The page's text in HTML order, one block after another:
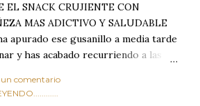
EL SNACK CRUJIENTE CON
MAS ADICTIVO Y SALUDABLE
apurado ese gusanillo a media tarde
y has acabado recurriendo a las
frutos secos fritos o snacks
de grasas saturadas y sodio?
comentario